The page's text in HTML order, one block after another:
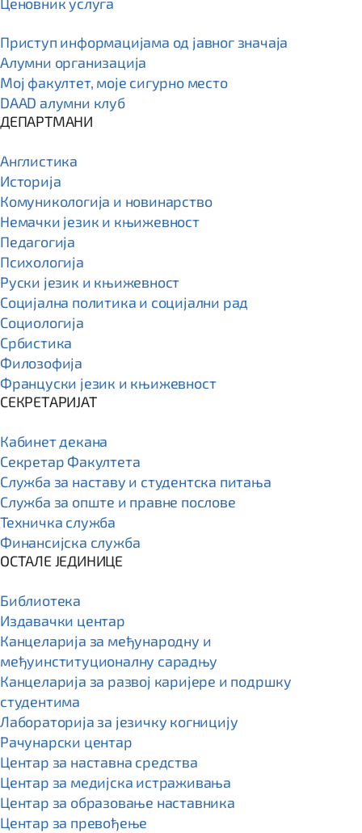
Приступ информацијама од јавног значаја
Алумни организација
Мој факултет, моје сигурно место
DAAD алумни клуб
ДЕПАРТМАНИ
Англистика
Историја
Комуникологија и новинарство
Немачки језик и књижевност
Педагогија
Психологија
Руски језик и књижевност
Социјална политика и социјални рад
Социологија
Србистика
Филозофија
Француски језик и књижевност
СЕКРЕТАРИЈАТ
Кабинет декана
Секретар Факултета
Служба за наставу и студентска питања
Служба за опште и правне послове
Техничка служба
Финансијска служба
ОСТАЛЕ ЈЕДИНИЦЕ
Библиотека
Издавачки центар
Канцеларија за међународну и
међуинституционалну сарадњу
Канцеларија за развој каријере и подршку
студентима
Лабораторија за језичку когницију
Рачунарски центар
Центар за наставна средства
Центар за медијска истраживања
Центар за образовање наставника
Центар за превођење